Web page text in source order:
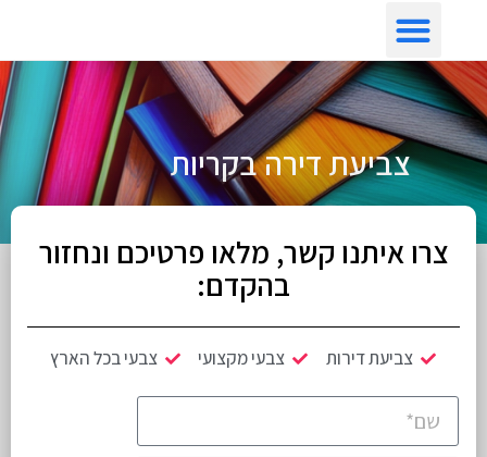
צביעת דירה בקריות
צרו איתנו קשר, מלאו פרטיכם ונחזור
בהקדם:
צביעת דירות צבעי מקצועי צבעי בכל הארץ